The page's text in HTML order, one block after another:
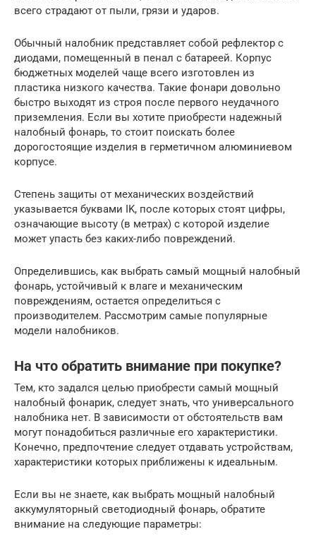
всего страдают от пыли, грязи и ударов.
Обычный налобник представляет собой рефлектор с
диодами, помещенный в пенал с батареей. Корпус
бюджетных моделей чаще всего изготовлен из
пластика низкого качества. Такие фонари довольно
быстро выходят из строя после первого неудачного
приземления. Если вы хотите приобрести надежный
налобный фонарь, то стоит поискать более
дорогостоящие изделия в герметичном алюминиевом
корпусе.
Степень защиты от механических воздействий
указывается буквами IK, после которых стоят цифры,
означающие высоту (в метрах) с которой изделие
может упасть без каких-либо повреждений.
Определившись, как выбрать самый мощный налобный
фонарь, устойчивый к влаге и механическим
повреждениям, остается определиться с
производителем. Рассмотрим самые популярные
модели налобников.
На что обратить внимание при покупке?
Тем, кто задался целью приобрести самый мощный
налобный фонарик, следует знать, что универсального
налобника нет. В зависимости от обстоятельств вам
могут понадобиться различные его характеристики.
Конечно, предпочтение следует отдавать устройствам,
характеристики которых приближены к идеальным.
Если вы не знаете, как выбрать мощный налобный
аккумуляторный светодиодный фонарь, обратите
внимание на следующие параметры: